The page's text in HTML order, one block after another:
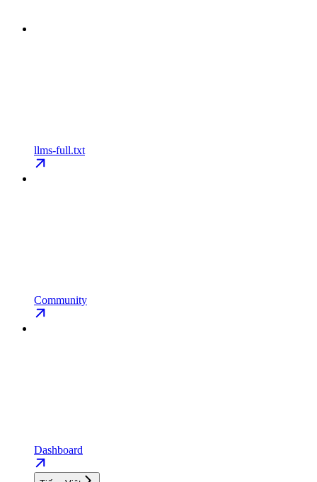
llms-full.txt
Community
Dashboard